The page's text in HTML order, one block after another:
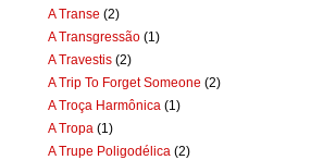
A Transe (2)
A Transgressão (1)
A Travestis (2)
A Trip To Forget Someone (2)
A Troça Harmônica (1)
A Tropa (1)
A Trupe Poligodélica (2)